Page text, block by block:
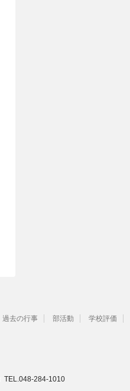
過去の行事 部活動 学校評価
284-1010